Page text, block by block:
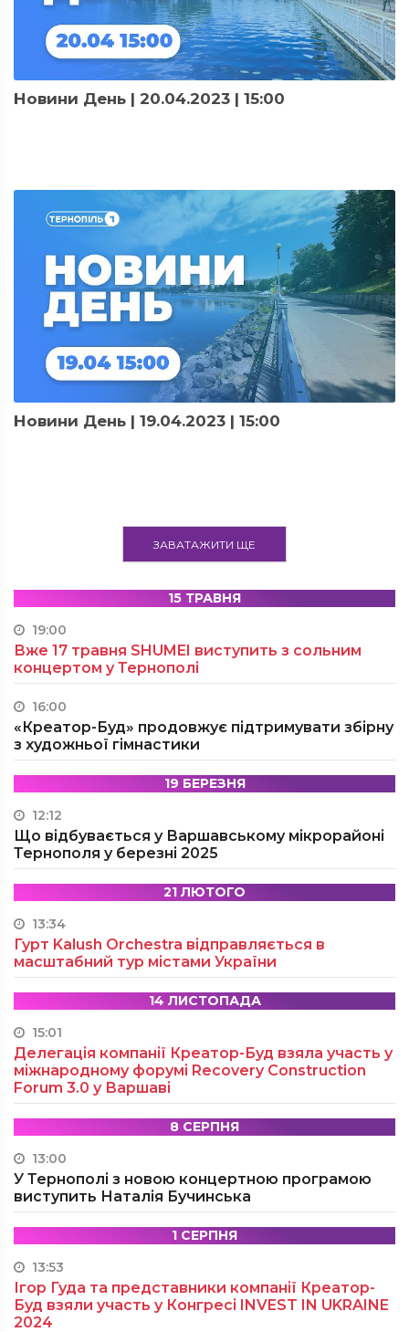
Новини День | 20.04.2023 | 15:00
Новини День | 19.04.2023 | 15:00
ЗАВАТАЖИТИ ЩЕ
15 ТРАВНЯ
19:00
Вже 17 травня SHUMEI виступить з сольним
концертом у Тернополі
16:00
«Креатор-Буд» продовжує підтримувати збірну
з художньої гімнастики
19 БЕРЕЗНЯ
12:12
Що відбувається у Варшавському мікрорайоні
Тернополя у березні 2025
21 ЛЮТОГО
13:34
Гурт Kalush Orchestra відправляється в
масштабний тур містами України
14 ЛИСТОПАДА
15:01
Делегація компанії Креатор-Буд взяла участь у
міжнародному форумі Recovery Construction
Forum 3.0 у Варшаві
8 СЕРПНЯ
13:00
У Тернополі з новою концертною програмою
виступить Наталія Бучинська
1 СЕРПНЯ
13:53
Ігор Гуда та представники компанії Креатор-
Буд взяли участь у Конгресі INVEST IN UKRAINE
2024